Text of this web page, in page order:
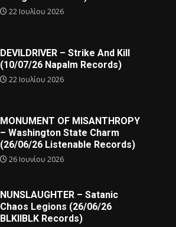
22 Ιουλίου 2026
DEVILDRIVER – Strike And Kill
(10/07/26 Napalm Records)
22 Ιουλίου 2026
MONUMENT OF MISANTHROPY
– Washington State Charm
(26/06/26 Listenable Records)
26 Ιουνίου 2026
NUNSLAUGHTER – Satanic
Chaos Legions (26/06/26
BLKIIBLK Records)